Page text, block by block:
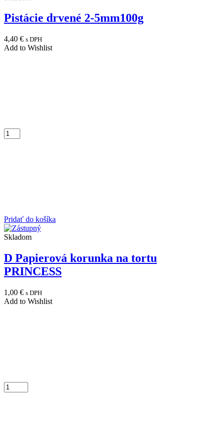
Pistácie drvené 2-5mm100g
4,40 € s DPH
Add to Wishlist
Pridať do košíka
Skladom
D Papierová korunka na tortu
PRINCESS
1,00 € s DPH
Add to Wishlist